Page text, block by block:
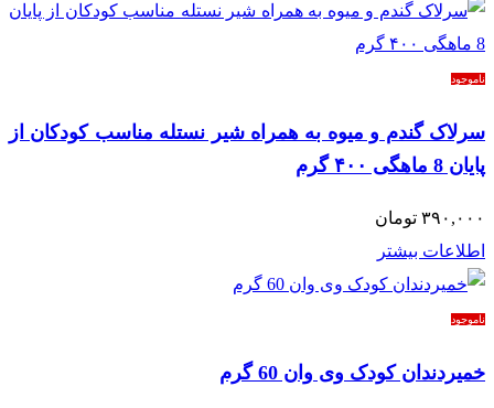
ناموجود
سرلاک گندم و میوه به همراه شیر نستله مناسب کودکان از
پایان 8 ماهگی ۴۰۰ گرم
۳۹۰,۰۰۰ تومان
اطلاعات بیشتر
ناموجود
خمیردندان کودک وی وان 60 گرم